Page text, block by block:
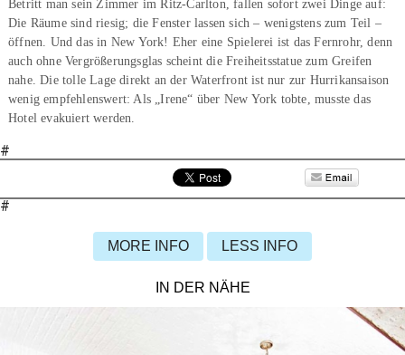
Betritt man sein Zimmer im Ritz-Carlton, fallen sofort zwei Dinge auf:
Die Räume sind riesig; die Fenster lassen sich – wenigstens zum Teil –
öffnen. Und das in New York! Eher eine Spielerei ist das Fernrohr, denn
auch ohne Vergrößerungsglas scheint die Freiheitsstatue zum Greifen
nahe. Die tolle Lage direkt an der Waterfront ist nur zur Hurrikansaison
wenig empfehlenswert: Als „Irene“ über New York tobte, musste das
Hotel evakuiert werden.
#
#
MORE INFO LESS INFO
IN DER NÄHE